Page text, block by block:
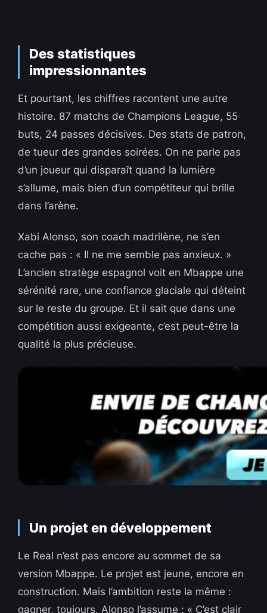
Des statistiques
impressionnantes
Et pourtant, les chiffres racontent une autre
histoire. 87 matchs de Champions League, 55
buts, 24 passes décisives. Des stats de patron,
de tueur des grandes soirées. On ne parle pas
d’un joueur qui disparaît quand la lumière
s’allume, mais bien d’un compétiteur qui brille
dans l’arène.
Xabi Alonso, son coach madrilène, ne s’en
cache pas : « Il ne me semble pas anxieux. »
L’ancien stratège espagnol voit en Mbappe une
sérénité rare, une confiance glaciale qui déteint
sur le reste du groupe. Et il sait que dans une
compétition aussi exigeante, c’est peut-être la
qualité la plus précieuse.
Un projet en développement
Le Real n’est pas encore au sommet de sa
version Mbappe. Le projet est jeune, encore en
construction. Mais l’ambition reste la même :
gagner, toujours. Alonso l’assume : « C’est clair